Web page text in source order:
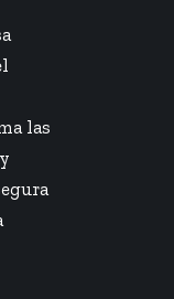
las